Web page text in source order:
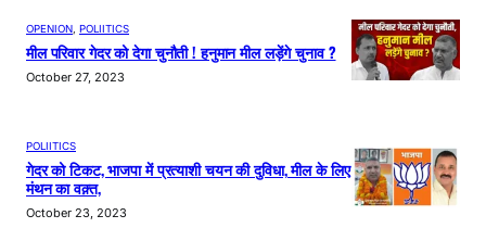
OPENION POLIITICS
मील परिवार गेदर को देगा चुनौती ! हनुमान मील लड़ेंगे चुनाव ?
October 27, 2023
POLIITICS
गेदर को टिकट, भाजपा में प्रत्याशी चयन की दुविधा, मील के लिए
मंथन का वक़्त,
October 23, 2023